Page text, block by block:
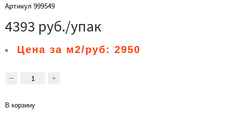
Артикул 999549
4393 руб./упак
Цена за м2/руб: 2950
В корзину